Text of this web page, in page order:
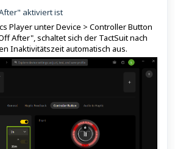
aktiviert ist
Player unter Device > Controller Button
After", schaltet sich der TactSuit nach
Inaktivitätszeit automatisch aus.